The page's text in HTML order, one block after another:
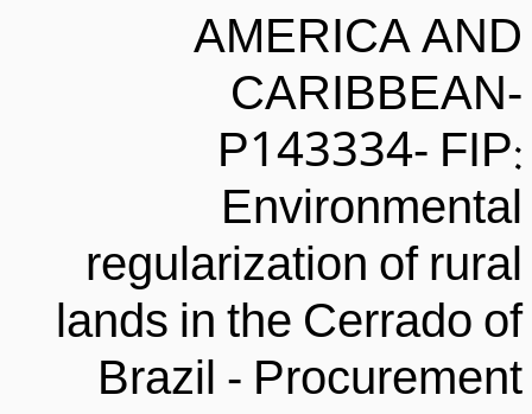
AMERICA
P143334-
regularization of
lands in the Cerrado
Brazil -